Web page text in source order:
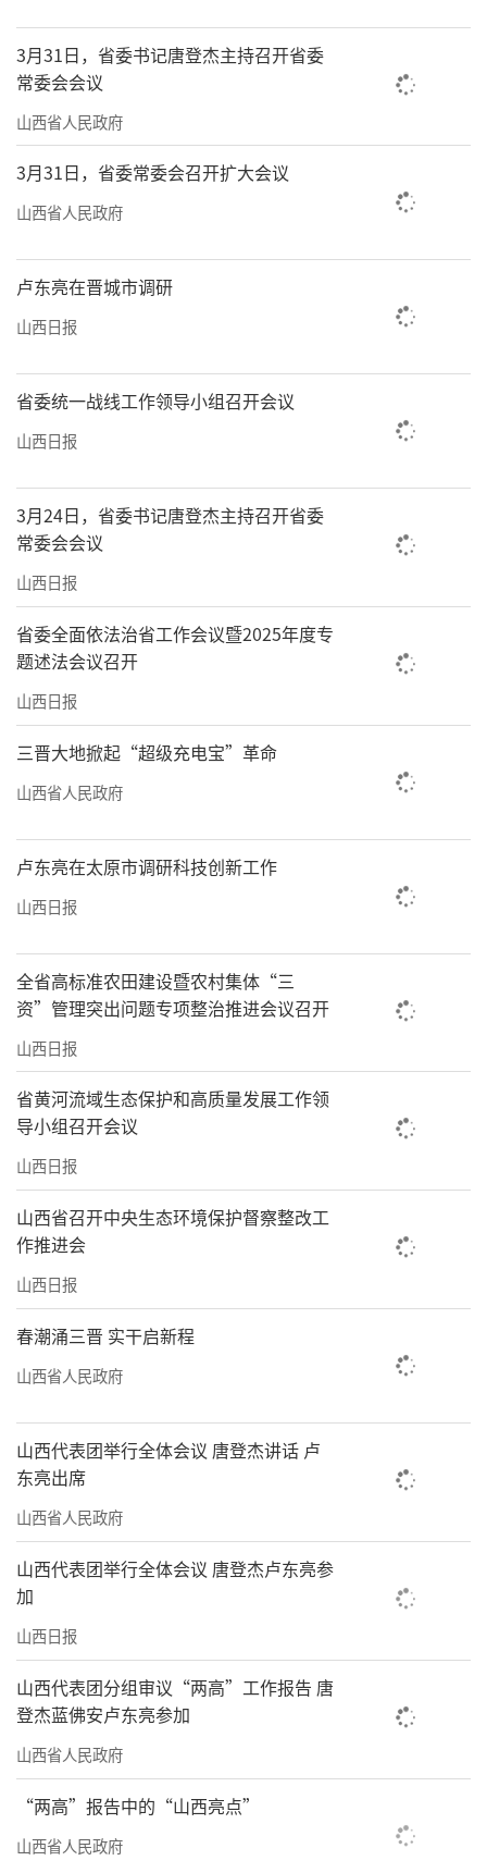
3月31日，省委书记唐登杰主持召开省委
常委会会议
山西省人民政府
3月31日，省委常委会召开扩大会议
山西省人民政府
卢东亮在晋城市调研
山西日报
省委统一战线工作领导小组召开会议
山西日报
3月24日，省委书记唐登杰主持召开省委
常委会会议
山西日报
省委全面依法治省工作会议暨2025年度专
题述法会议召开
山西日报
三晋大地掀起“超级充电宝”革命
山西省人民政府
卢东亮在太原市调研科技创新工作
山西日报
全省高标准农田建设暨农村集体“三
资”管理突出问题专项整治推进会议召开
山西日报
省黄河流域生态保护和高质量发展工作领
导小组召开会议
山西日报
山西省召开中央生态环境保护督察整改工
作推进会
山西日报
春潮涌三晋 实干启新程
山西省人民政府
山西代表团举行全体会议 唐登杰讲话 卢
东亮出席
山西省人民政府
山西代表团举行全体会议 唐登杰卢东亮参
加
山西日报
山西代表团分组审议“两高”工作报告 唐
登杰蓝佛安卢东亮参加
山西省人民政府
“两高”报告中的“山西亮点”
山西省人民政府